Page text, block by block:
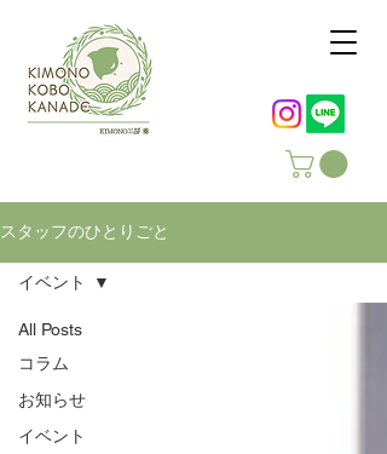
スタッフのひとりごと
All Posts
コラム
お知らせ
イベント
イベント